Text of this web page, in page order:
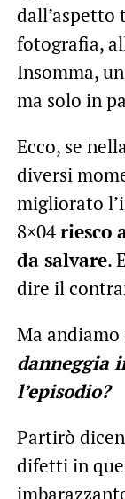
dall’aspetto
fotografia,
Insomma,
ma solo in
Ecco, se
diversi
migliorato
8×04riesco
da salvare.
dire il
Ma andiamo
danneggia
l’episodio?
Partirò
difetti in